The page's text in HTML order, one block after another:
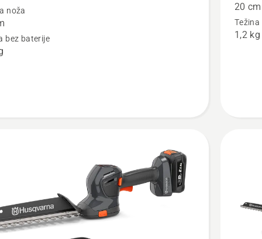
noža
bez baterije
Aspire™
S20-
20 cm
Težina
1,2 kg